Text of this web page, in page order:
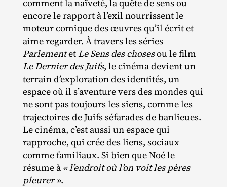
comment la naïveté, la quête de sens ou
encore le rapport à l’exil nourrissent le
moteur comique des œuvres qu’il écrit et
aime regarder. À travers les séries
ParlementetLe Sens des chosesou le film
Le Dernier des Juifs, le cinéma devient un
terrain d’exploration des identités, un
espace où il s’aventure vers des mondes qui
ne sont pas toujours les siens, comme les
trajectoires de Juifs séfarades de banlieues.
Le cinéma, c’est aussi un espace qui
rapproche, qui crée des liens, sociaux
comme familiaux. Si bien que Noé le
résume à « l’endroit où l’on voit les pères
pleurer ».